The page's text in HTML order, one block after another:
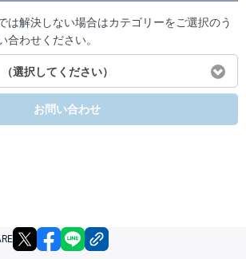
は解決しない場合はカテゴリーをご選択のう
合わせください。
（選択してください）
お問い合わせ
X facebook